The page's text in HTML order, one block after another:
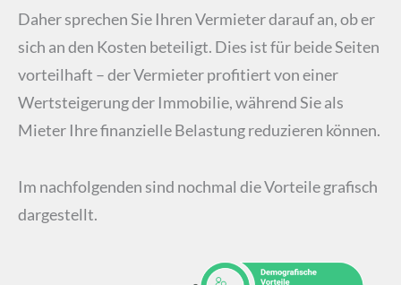
Daher sprechen Sie Ihren Vermieter darauf an, ob er
sich an den Kosten beteiligt. Dies ist für beide Seiten
vorteilhaft – der Vermieter profitiert von einer
Wertsteigerung der Immobilie, während Sie als
Mieter Ihre finanzielle Belastung reduzieren können.
Im nachfolgenden sind nochmal die Vorteile grafisch
dargestellt.